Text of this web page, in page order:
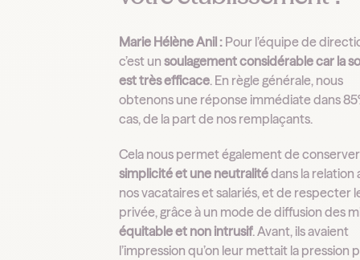
Marie Hélène Anil : Pour l’équipe de
c’est unsoulagement considérable car la
est très efficace. En règle générale, nous
obtenons une réponse immédiate dans
cas, de la part de nos remplaçants.
Cela nous permet également de
simplicité et une neutralitédans la relation
nos vacataires et salariés, et de respecter
privée, grâce à un mode dediffusion des
équitable et non intrusif. Avant, ils avaient
l’impression qu’on leur mettait la pression